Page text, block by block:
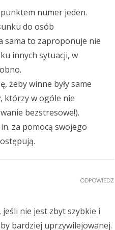
numer jeden.
do osób
sama to zaproponuje nie
innych sytuacji, w
żeby winne były same
którzy w ogóle nie
bezstresowe!).
za pomocą swojego
jeśli nie jest zbyt szybkie i
bardziej uprzywilejowanej.
ODPOWIEDZ